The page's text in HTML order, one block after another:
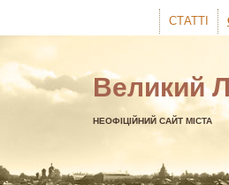
СТАТТІ
Великий
НЕОФІЦІЙНИЙ САЙТ МІСТА